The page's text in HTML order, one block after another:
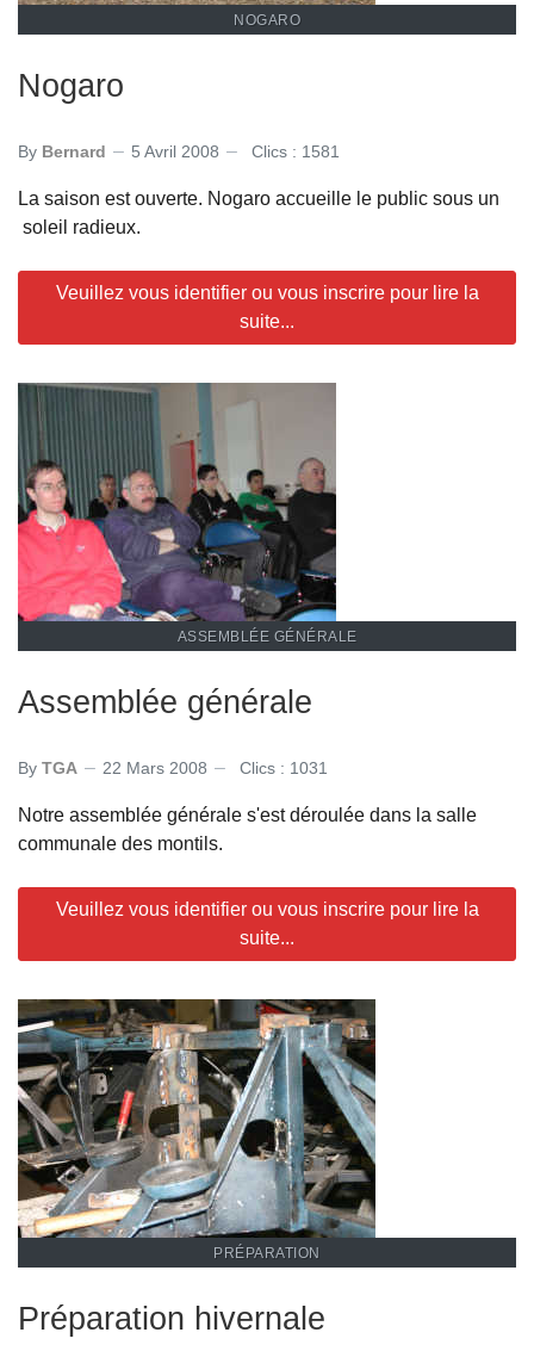
NOGARO
Nogaro
By Bernard 5 Avril 2008 Clics : 1581
La saison est ouverte. Nogaro accueille le public sous un
soleil radieux.
Veuillez vous identifier ou vous inscrire pour lire la
suite...
ASSEMBLÉE GÉNÉRALE
Assemblée générale
By TGA 22 Mars 2008 Clics : 1031
Notre assemblée générale s'est déroulée dans la salle
communale des montils.
Veuillez vous identifier ou vous inscrire pour lire la
suite...
PRÉPARATION
Préparation hivernale